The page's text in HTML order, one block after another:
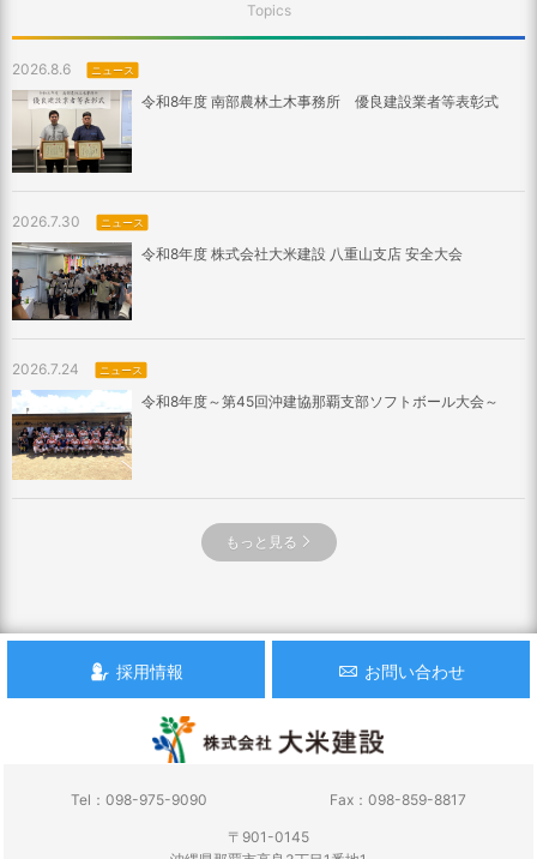
Topics
2026.8.6 ニュース
令和8年度 南部農林土木事務所 優良建設業者等表彰式
2026.7.30 ニュース
令和8年度 株式会社大米建設 八重山支店 安全大会
2026.7.24 ニュース
令和8年度～第45回沖建協那覇支部ソフトボール大会～
もっと見る
採用情報 お問い合わせ
Tel：098-975-9090 Fax：098-859-8817
〒901-0145